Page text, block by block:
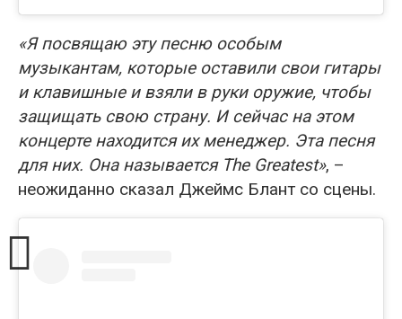
«Я посвящаю эту песню особым
музыкантам, которые оставили свои гитары
и клавишные и взяли в руки оружие, чтобы
защищать свою страну. И сейчас на этом
концерте находится их менеджер. Эта песня
для них. Она называется The Greatest», –
неожиданно сказал Джеймс Блант со сцены.